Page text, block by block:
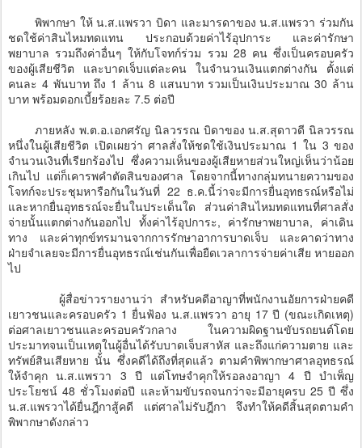
พิพากษา ให้ น.ส.แพรวา บิดา และมารดาของ น.ส.แพรวา ร่วมกัน
ชดใช้ค่าสินไหมทดแทน ประกอบด้วยค่าไร้อุปการะ และค่ารักษา
พยาบาล รวมถึงค่าอื่นๆ ให้กับโจทก์ร่วม รวม 28 คน ซึ่งเป็นครอบครัว
ของผู้เสียชีวิต และบาดเจ็บแต่ละคน ในจำนวนเงินแตกต่างกัน ตั้งแต่
คนละ 4 พันบาท ถึง 1 ล้าน 8 แสนบาท รวมเป็นเงินประมาณ 30 ล้าน
บาท พร้อมดอกเบี้ยร้อยละ 7.5 ต่อปี
ภายหลัง พ.ต.อ.เอกศรัญ นิลวรรณ บิดาของ น.ส.สุดาวดี นิลวรรณ
หนึ่งในผู้เสียชีวิต เปิดเผยว่า ศาลสั่งให้ชดใช้เงินประมาณ 1 ใน 3 ของ
จำนวนเงินที่เรียกร้องไป ซึ่งความเห็นของผู้เสียหายส่วนใหญ่เห็นว่าน้อย
เกินไป แต่ก็เคารพคำตัดสินของศาล โดยจากนี้ทางกลุ่มทนายความของ
โจทก์จะประชุมหารือกันในวันที่ 22 ธ.ค.นี้ว่าจะมีการยื่นอุทธรณ์หรือไม่
และหากยื่นอุทธรณ์จะยื่นในประเด็นใด ส่วนค่าสินไหมทดแทนที่ศาลสั่ง
จ่ายนั้นแตกต่างกันออกไป ทั้งค่าไร้อุปการะ, ค่ารักษาพยาบาล, ค่าเดิน
ทาง และค่าทุกข์ทรมานจากการรักษาอาการบาดเจ็บ และคาดว่าทาง
ฝ่ายจำเลยจะมีการยื่นอุทธรณ์เช่นกันเพื่อยืดเวลาการจ่ายค่าเสีย หายออก
ไป
ผู้สื่อข่าวรายงานว่า สำหรับคดีอาญาที่พนักงานอัยการฝ่ายคดี
เยาวชนและครอบครัว 1 ยื่นฟ้อง น.ส.แพรวา อายุ 17 ปี (ขณะเกิดเหตุ)
ต่อศาลเยาวชนและครอบครัวกลาง ในความผิดฐานขับรถยนต์โดย
ประมาทจนเป็นเหตุในผู้อื่นได้รับบาดเจ็บสาหัส และถึงแก่ความตาย และ
ทรัพย์สินเสียหาย นั้น ซึ่งคดีได้ถึงที่สุดแล้ว ตามคำพิพากษาศาลอุทธรณ์
ให้จำคุก น.ส.แพรวา 3 ปี แต่โทษจำคุกให้รอลงอาญา 4 ปี บำเพ็ญ
ประโยชน์ 48 ชั่วโมงต่อปี และห้ามขับรถจนกว่าจะมีอายุครบ 25 ปี ซึ่ง
น.ส.แพรวาได้ยื่นฎีกาสู้คดี แต่ศาลไม่รับฎีกา จึงทำให้คดีสิ้นสุดตามคำ
พิพากษาดังกล่าว